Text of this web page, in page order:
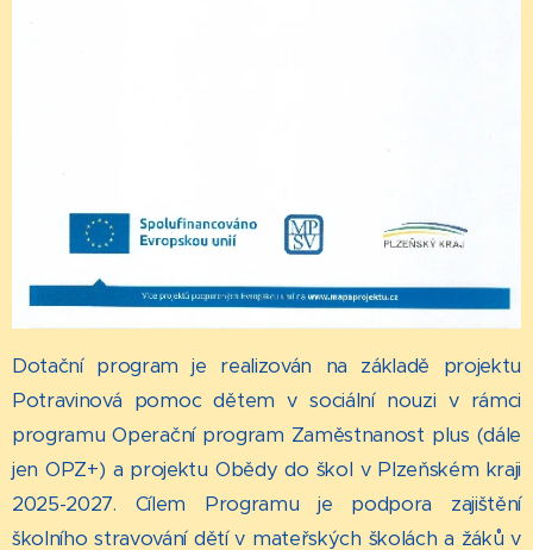
Dotační program je realizován na základě projektu
Potravinová pomoc dětem v sociální nouzi v rámci
programu Operační program Zaměstnanost plus (dále
jen OPZ+) a projektu Obědy do škol v Plzeňském kraji
2025-2027. Cílem Programu je podpora zajištění
školního stravování dětí v mateřských školách a žáků v